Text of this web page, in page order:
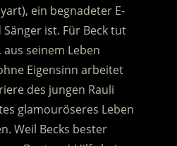
ein begnadeter E-
ist. Für Beck tut
seinem Leben
Eigensinn arbeitet
des jungen Rauli
glamouröseres Leben
Weil Becks bester